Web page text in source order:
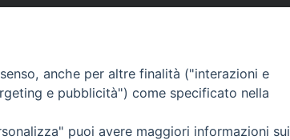
anche per altre finalità ("interazioni e
e pubblicità") come specificato nella
puoi avere maggiori informazioni sui